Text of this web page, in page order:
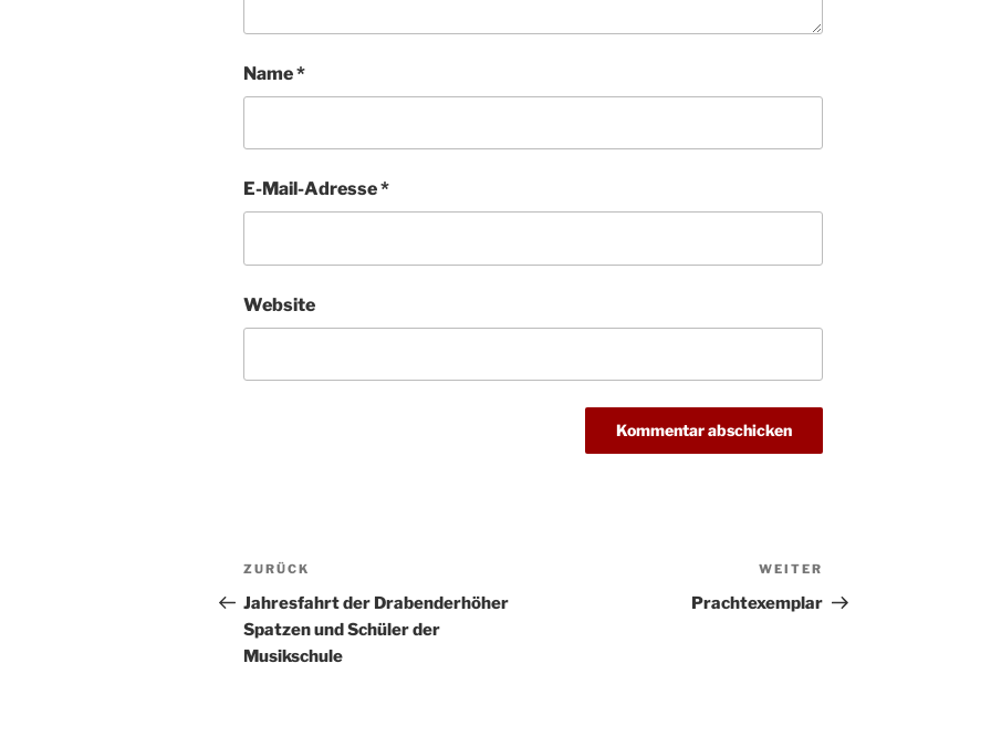
Name*
E-Mail-Adresse*
Website
Beitragsnavigation
Vorheriger
Beitrag
ZURÜCK
Jahresfahrt der Drabenderhöher
Spatzen und Schüler der
Musikschule
Beitrag
WEITER
Prachtexemplar